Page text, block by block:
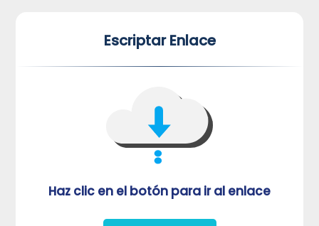
Escriptar Enlace
Haz clic en el botón para ir al enlace
VUVORmRFeFRNVlJrUjBZd1kza3dkRkJuUFQwPQ==